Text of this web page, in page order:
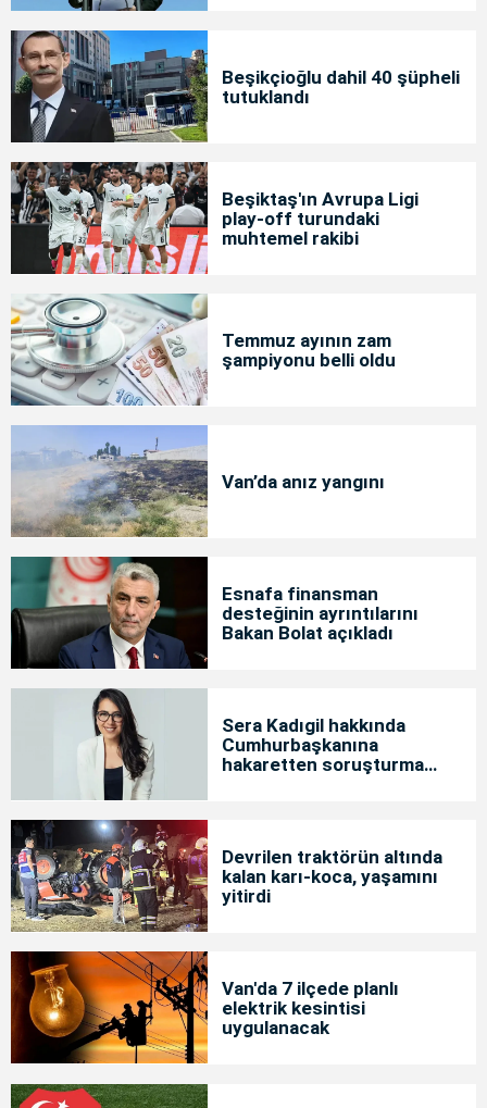
Beşikçioğlu dahil 40 şüpheli
tutuklandı
Beşiktaş'ın Avrupa Ligi
play-off turundaki
muhtemel rakibi
Temmuz ayının zam
şampiyonu belli oldu
Van’da anız yangını
Esnafa finansman
desteğinin ayrıntılarını
Bakan Bolat açıkladı
Sera Kadıgil hakkında
Cumhurbaşkanına
hakaretten soruşturma
Devrilen traktörün altında
kalan karı-koca, yaşamını
yitirdi
Van'da 7 ilçede planlı
elektrik kesintisi
uygulanacak